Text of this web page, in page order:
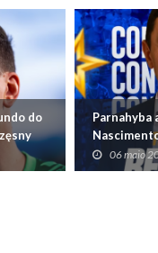
do
Parnahyba
para a06 maio